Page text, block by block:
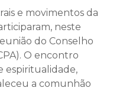
e movimentos da
neste
do Conselho
O encontro
espiritualidade,
a comunhão